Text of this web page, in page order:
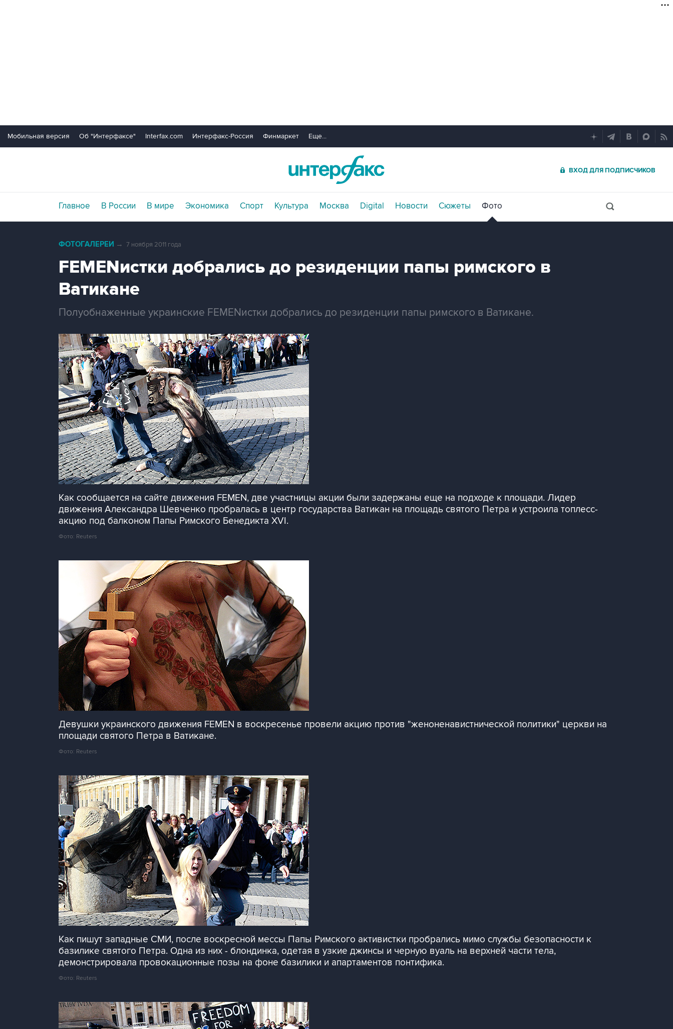
Мобильная версия Об "Интерфаксе" Interfax.com Интерфакс-Россия Финмаркет Еще...
ВХОД ДЛЯ ПОДПИСЧИКОВ
Главное В России В мире Экономика Спорт Культура Москва Digital Новости Сюжеты Фото
ФОТОГАЛЕРЕИ → 7 ноября 2011 года
FEMENистки добрались до резиденции папы римского в
Ватикане
Полуобнаженные украинские FEMENистки добрались до резиденции папы римского в Ватикане.
Как сообщается на сайте движения FEMEN, две участницы акции были задержаны еще на подходе к площади. Лидер
движения Александра Шевченко пробралась в центр государства Ватикан на площадь святого Петра и устроила топлесс-
акцию под балконом Папы Римского Бенедикта XVI.
Фото: Reuters
Девушки украинского движения FEMEN в воскресенье провели акцию против "женоненавистнической политики" церкви на
площади святого Петра в Ватикане.
Фото: Reuters
Как пишут западные СМИ, после воскресной мессы Папы Римского активистки пробрались мимо службы безопасности к
базилике святого Петра. Одна из них - блондинка, одетая в узкие джинсы и черную вуаль на верхней части тела,
демонстрировала провокационные позы на фоне базилики и апартаментов понтифика.
Фото: Reuters